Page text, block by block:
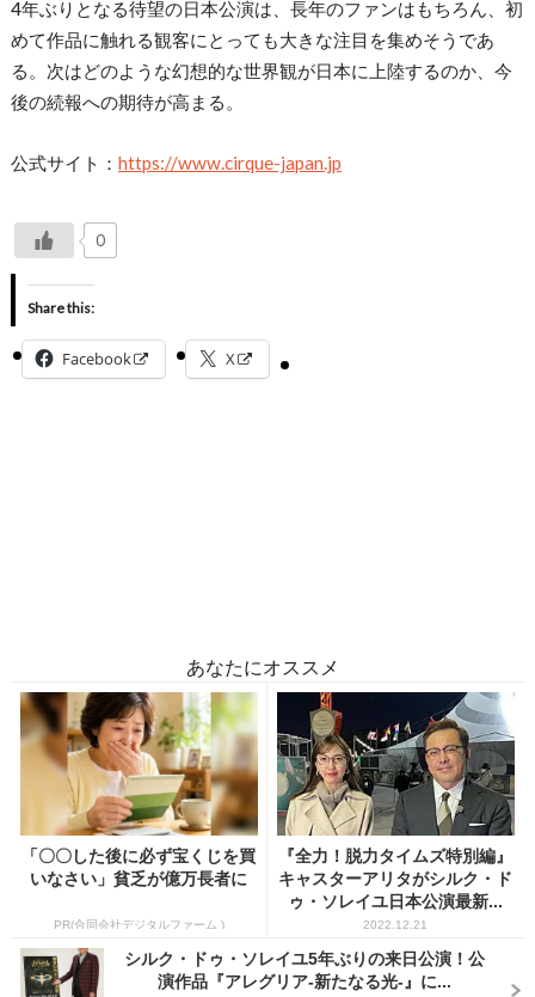
4年ぶりとなる待望の日本公演は、長年のファンはもちろん、初
めて作品に触れる観客にとっても大きな注目を集めそうであ
る。次はどのような幻想的な世界観が日本に上陸するのか、今
後の続報への期待が高まる。
公式サイト： https://www.cirque-japan.jp
0
Share this:
Facebook X
あなたにオススメ
「〇〇した後に必ず宝くじを買
いなさい」貧乏が億万長者に
PR(合同会社デジタルファーム )
『全力！脱力タイムズ特別編』
キャスターアリタがシルク・ド
ゥ・ソレイユ日本公演最新...
2022.12.21
シルク・ドゥ・ソレイユ5年ぶりの来日公演！公
演作品『アレグリア-新たなる光-』に...